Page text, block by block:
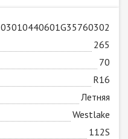
03010440601G35760302
265
70
R16
Летняя
Westlake
112S